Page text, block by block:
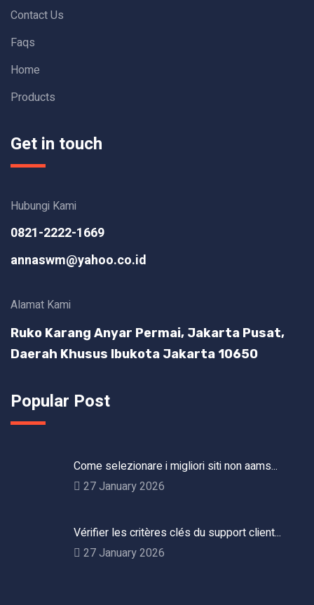
Contact Us
Faqs
Home
Products
Get in touch
Hubungi Kami
0821-2222-1669
annaswm@yahoo.co.id
Alamat Kami
Ruko Karang Anyar Permai, Jakarta Pusat,
Daerah Khusus Ibukota Jakarta 10650
Popular Post
Come selezionare i migliori siti non aams...
27 January 2026
Vérifier les critères clés du support client...
27 January 2026